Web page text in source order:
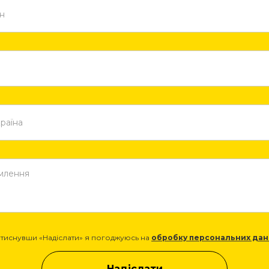
«Надіслати» я погоджуюсь на обробку персональних